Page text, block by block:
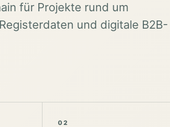
für Projekte rund um
und digitale B2B-
02